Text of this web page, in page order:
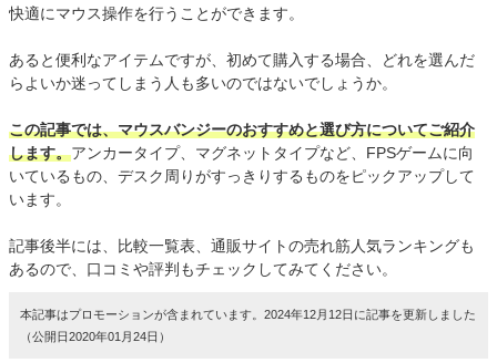
快適にマウス操作を行うことができます。
あると便利なアイテムですが、初めて購入する場合、どれを選んだ
らよいか迷ってしまう人も多いのではないでしょうか。
この記事では、マウスバンジーのおすすめと選び方についてご紹介
します。アンカータイプ、マグネットタイプなど、FPSゲームに向
いているもの、デスク周りがすっきりするものをピックアップして
います。
記事後半には、比較一覧表、通販サイトの売れ筋人気ランキングも
あるので、口コミや評判もチェックしてみてください。
本記事はプロモーションが含まれています。2024年12月12日に記事を更新しました
（公開日2020年01月24日）